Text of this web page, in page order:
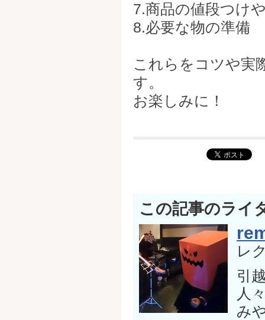
7.商品の値段つけ
8.必要な物の準備
これらをコツや実
す。
お楽しみに！
この記事のライ
レ
引
人
み